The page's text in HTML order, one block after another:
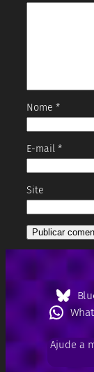
Nome *
E-mail *
Site
Ajude a